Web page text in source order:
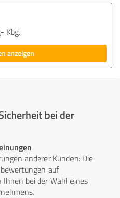
Kbg.
anzeigen
bei der
anderer Kunden: Die
auf
bei der Wahl eines